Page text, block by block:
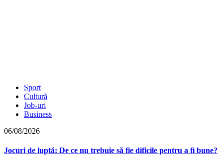
Sport
Cultură
Job-uri
Business
06/08/2026
Jocuri de luptă: De ce nu trebuie să fie dificile pentru a fi bune?